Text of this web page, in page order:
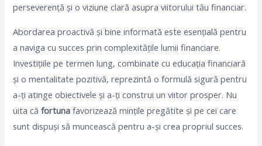
perseverență și o viziune clară asupra viitorului tău financiar.
Abordarea proactivă și bine informată este esențială pentru
a naviga cu succes prin complexitățile lumii financiare.
Investițiile pe termen lung, combinate cu educația financiară
și o mentalitate pozitivă, reprezintă o formulă sigură pentru
a-ți atinge obiectivele și a-ți construi un viitor prosper. Nu
uita căfortuna favorizează mințile pregătite și pe cei care
sunt dispuși să muncească pentru a-și crea propriul succes.